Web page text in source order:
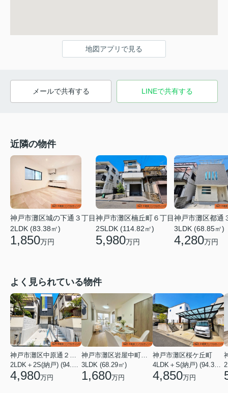
地図アプリで見る
メールで共有する LINEで共有する
近隣の物件
神戸市灘区城の下通３丁目
2LDK (83.38㎡)
1,850万円
神戸市灘区楠丘町６丁目
2SLDK (114.82㎡)
5,980万円
神戸市灘区都通
3LDK (68.85㎡)
4,280万円
よく見られている物件
神戸市灘区中原通２丁目
2LDK＋2S(納戸) (94.25㎡)
4,980万円
神戸市灘区岩屋中町１丁目
3LDK (68.29㎡)
1,680万円
神戸市灘区桜ケ丘町
4LDK＋S(納戸) (94.38㎡)
4,850万円